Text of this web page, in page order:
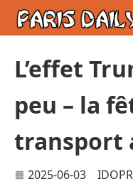
L’effet
peu – la
transport
2025-06-03